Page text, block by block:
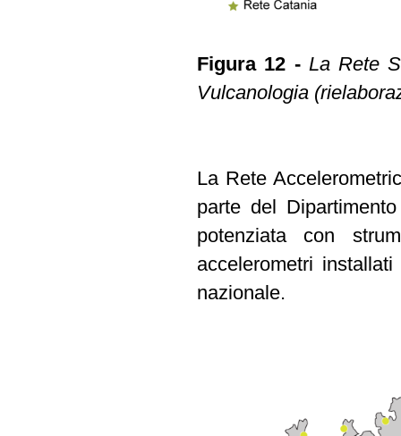
Figura 12 -La Rete
Vulcanologia
La Rete
parte del
potenziata con
accelerometri
nazionale.